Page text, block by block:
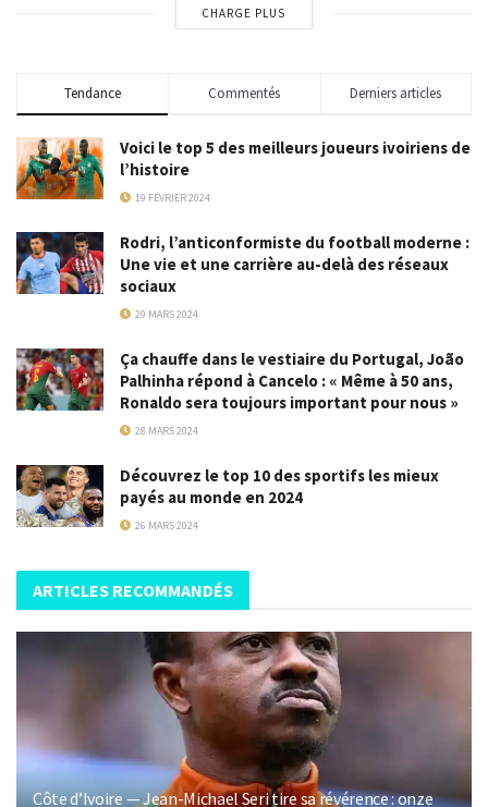
CHARGE PLUS
Tendance Commentés Derniers articles
Voici le top 5 des meilleurs joueurs ivoiriens de
l’histoire
19 FÉVRIER 2024
Rodri, l’anticonformiste du football moderne :
Une vie et une carrière au-delà des réseaux
sociaux
29 MARS 2024
Ça chauffe dans le vestiaire du Portugal, João
Palhinha répond à Cancelo : « Même à 50 ans,
Ronaldo sera toujours important pour nous »
28 MARS 2024
Découvrez le top 10 des sportifs les mieux
payés au monde en 2024
26 MARS 2024
ARTICLES RECOMMANDÉS
Côte d’Ivoire — Jean-Michael Seri tire sa révérence : onze